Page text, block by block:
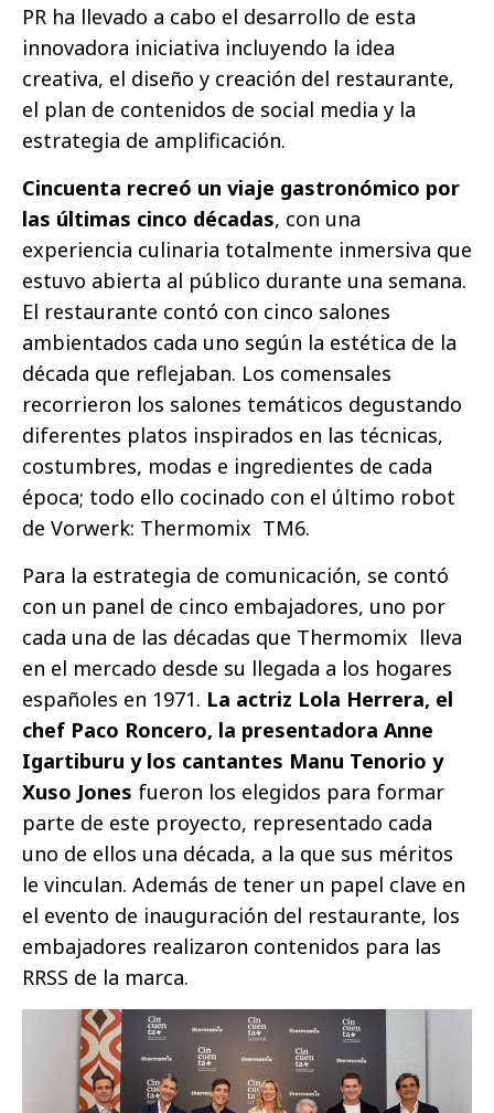
PR ha llevado a cabo el desarrollo de esta
innovadora iniciativa incluyendo la idea
creativa, el diseño y creación del restaurante,
el plan de contenidos de social media y la
estrategia de amplificación.
Cincuenta recreó un viaje gastronómico por
las últimas cinco décadas, con una
experiencia culinaria totalmente inmersiva que
estuvo abierta al público durante una semana.
El restaurante contó con cinco salones
ambientados cada uno según la estética de la
década que reflejaban. Los comensales
recorrieron los salones temáticos degustando
diferentes platos inspirados en las técnicas,
costumbres, modas e ingredientes de cada
época; todo ello cocinado con el último robot
de Vorwerk: Thermomix TM6.
Para la estrategia de comunicación, se contó
con un panel de cinco embajadores, uno por
cada una de las décadas que Thermomix lleva
en el mercado desde su llegada a los hogares
españoles en 1971. La actriz Lola Herrera, el
chef Paco Roncero, la presentadora Anne
Igartiburu y los cantantes Manu Tenorio y
Xuso Jones fueron los elegidos para formar
parte de este proyecto, representado cada
uno de ellos una década, a la que sus méritos
le vinculan. Además de tener un papel clave en
el evento de inauguración del restaurante, los
embajadores realizaron contenidos para las
RRSS de la marca.